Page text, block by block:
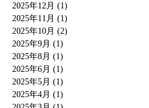
2025年12月 (1)
2025年11月 (1)
2025年10月 (2)
2025年9月 (1)
2025年8月 (1)
2025年6月 (1)
2025年5月 (1)
2025年4月 (1)